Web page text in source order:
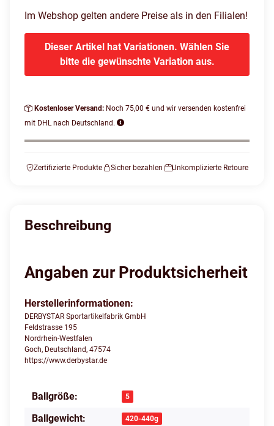
Im Webshop gelten andere Preise als in den Filialen!
Dieser Artikel hat Variationen. Wählen Sie
bitte die gewünschte Variation aus.
Kostenloser Versand: Noch 75,00 € und wir versenden kostenfrei
mit DHL nach Deutschland.
Zertifizierte Produkte Sicher bezahlen Unkomplizierte Retoure
Beschreibung
Angaben zur Produktsicherheit
Herstellerinformationen:
DERBYSTAR Sportartikelfabrik GmbH
Feldstrasse 195
Nordrhein-Westfalen
Goch, Deutschland, 47574
https://www.derbystar.de
Produkteigenschaft
Wert
Ballgröße: 5
Ballgewicht: 420-440g